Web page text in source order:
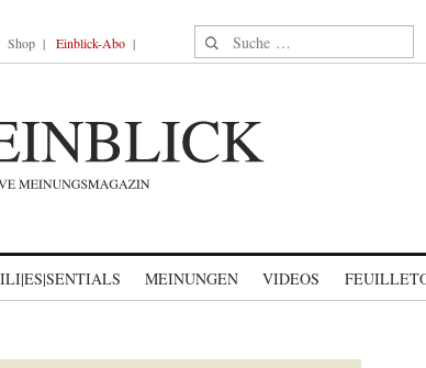
Shop Einblick-Abo Suche nach:
MEINUNGEN VIDEOS